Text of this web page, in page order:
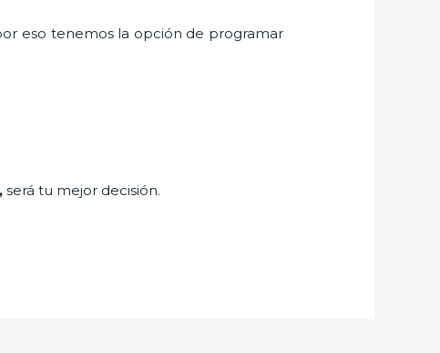
eso tenemos la opción de programar
será tu mejor decisión.